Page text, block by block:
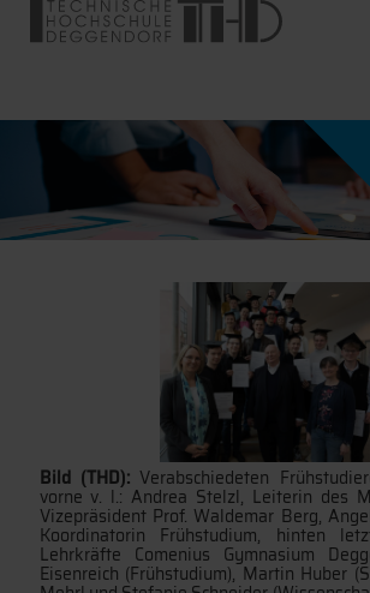
Bild (THD): Verabschiedeten
vorne v. l.: Andrea Stelzl, Leiterin des
Vizepräsident Prof. Waldemar Berg,
Koordinatorin Frühstudium, hinten
Lehrkräfte Comenius Gymnasium
Eisenreich (Frühstudium), Martin Huber